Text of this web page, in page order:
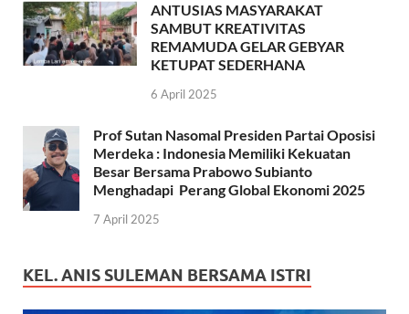
ANTUSIAS MASYARAKAT
SAMBUT KREATIVITAS
REMAMUDA GELAR GEBYAR
KETUPAT SEDERHANA
6 April 2025
Prof Sutan Nasomal Presiden Partai Oposisi
Merdeka : Indonesia Memiliki Kekuatan
Besar Bersama Prabowo Subianto
Menghadapi Perang Global Ekonomi 2025
7 April 2025
KEL. ANIS SULEMAN BERSAMA ISTRI